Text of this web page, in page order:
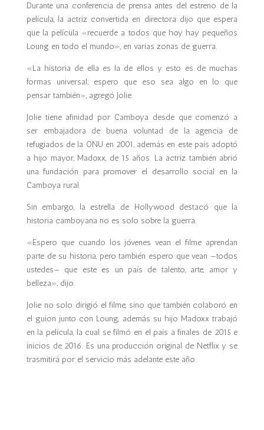
Durante una conferencia de prensa antes del estreno de la
película, la actriz convertida en directora dijo que espera
que la película «recuerde a todos que hoy hay pequeños
Loung en todo el mundo», en varias zonas de guerra.
«La historia de ella es la de ellos y esto es de muchas
formas universal; espero que eso sea algo en lo que
pensar también», agregó Jolie.
Jolie tiene afinidad por Camboya desde que comenzó a
ser embajadora de buena voluntad de la agencia de
refugiados de la ONU en 2001, además en este país adoptó
a hijo mayor, Madoxx, de 15 años. La actriz también abrió
una fundación para promover el desarrollo social en la
Camboya rural.
Sin embargo, la estrella de Hollywood destacó que la
historia camboyana no es solo sobre la guerra.
«Espero que cuando los jóvenes vean el filme aprendan
parte de su historia, pero también espero que vean —todos
ustedes— que este es un país de talento, arte, amor y
belleza», dijo.
Jolie no solo dirigió el filme, sino que también colaboró en
el guion junto con Loung, además su hijo Madoxx trabajó
en la película, la cual se filmó en el país a finales de 2015 e
inicios de 2016. Es una producción original de Netflix y se
trasmitirá por el servicio más adelante este año.